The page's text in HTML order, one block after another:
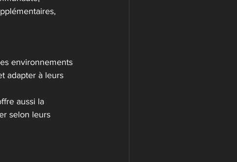
environnements
adapter à leurs
aussi la
selon leurs